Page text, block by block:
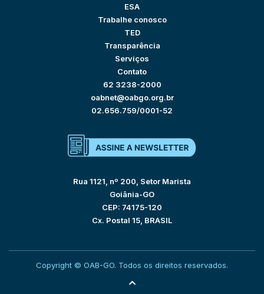
ESA
Trabalhe conosco
TED
Transparência
Serviços
Contato
62 3238-2000
oabnet@oabgo.org.br
02.656.759/0001-52
Rua 1121, nº 200, Setor Marista
Goiânia-GO
CEP: 74175-120
Cx. Postal 15, BRASIL
Copyright © OAB-GO. Todos os direitos reservados.